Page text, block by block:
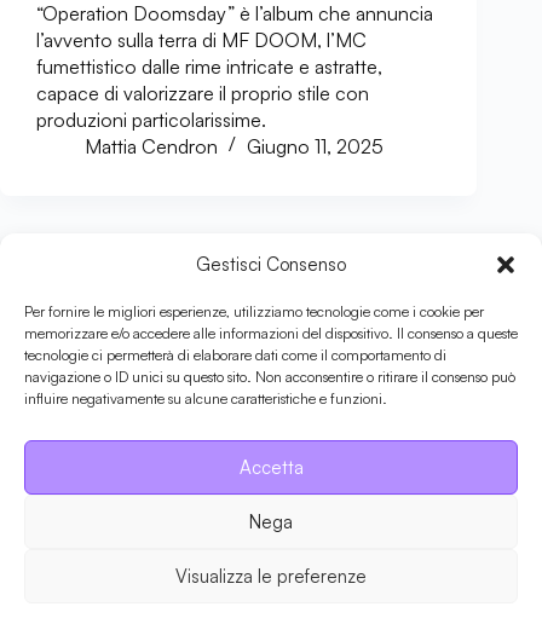
Gestisci Consenso
Per fornire le migliori esperienze, utilizziamo tecnologie come i cookie per
memorizzare e/o accedere alle informazioni del dispositivo. Il consenso a queste
tecnologie ci permetterà di elaborare dati come il comportamento di
navigazione o ID unici su questo sito. Non acconsentire o ritirare il consenso può
influire negativamente su alcune caratteristiche e funzioni.
Accetta
Nega
Visualizza le preferenze
“Operation Doomsday” è l’album che annuncia
l’avvento sulla terra di MF DOOM, l’MC
fumettistico dalle rime intricate e astratte,
capace di valorizzare il proprio stile con
produzioni particolarissime.
Mattia Cendron
Giugno 11, 2025
PRIVACY POLICY|ENTRA IN AQM
ALBUM ANALISI TESTOCAMPIONAMENTO
CULTURA HIP HOP GOLDEN AGE
INDUSTRIA MUSICALE KANYE WEST KENDRICK LAMAR
MODERN ERA